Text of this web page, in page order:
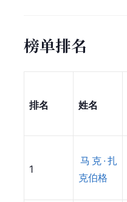
榜单排名
排名 ​姓名
​1
马克·扎
克伯格